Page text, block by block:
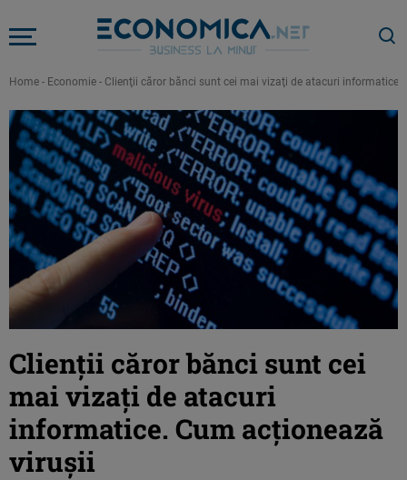
Home - Economie - Clienţii căror bănci sunt cei mai vizaţi de atacuri informatice.
Clienţii căror bănci sunt cei
mai vizaţi de atacuri
informatice. Cum acţionează
virușii